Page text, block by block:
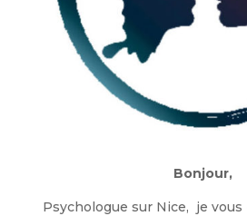
Bonjour,
Psychologue sur Nice, je